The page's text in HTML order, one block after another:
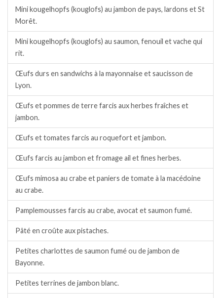
Mini kougelhopfs (kouglofs) au jambon de pays, lardons et St
Morêt.
Mini kougelhopfs (kouglofs) au saumon, fenouil et vache qui
rit.
Œufs durs en sandwichs à la mayonnaise et saucisson de
Lyon.
Œufs et pommes de terre farcis aux herbes fraîches et
jambon.
Œufs et tomates farcis au roquefort et jambon.
Œufs farcis au jambon et fromage ail et fines herbes.
Œufs mimosa au crabe et paniers de tomate à la macédoine
au crabe.
Pamplemousses farcis au crabe, avocat et saumon fumé.
Pâté en croûte aux pistaches.
Petites charlottes de saumon fumé ou de jambon de
Bayonne.
Petites terrines de jambon blanc.